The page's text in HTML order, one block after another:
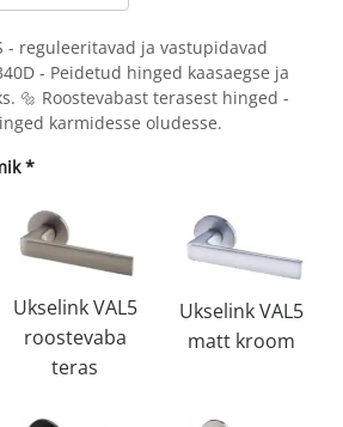
- reguleeritavad ja vastupidavad
- Peidetud hinged kaasaegse ja
🔩 Roostevabast terasest hinged -
karmidesse oludesse.
*
Ukselink VAL5
roostevaba
teras
Ukselink VAL5
matt kroom